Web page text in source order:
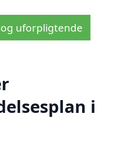
uforpligtende
i